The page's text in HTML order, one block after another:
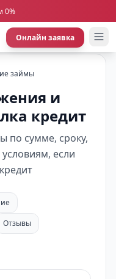
0%
Онлайн заявка
займы
и
кредит
по сумме, сроку,
если
Отзывы